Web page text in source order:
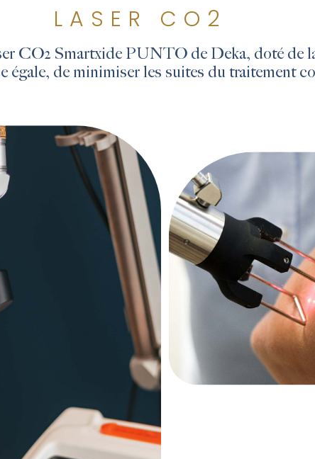
LASER CO2
CO2 Smartxide PUNTO de Deka, doté de
de minimiser les suites du traitement